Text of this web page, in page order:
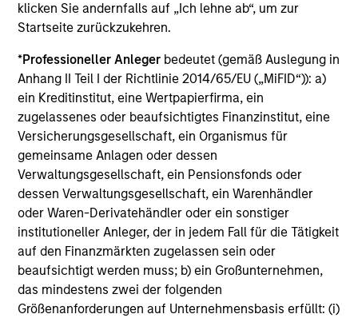
klicken Sie andernfalls auf „Ich lehne ab“, um zur
Startseite zurückzukehren.
*Professioneller Anleger bedeutet (gemäß Auslegung in
Anhang II Teil I der Richtlinie 2014/65/EU („MiFID“)): a)
ein Kreditinstitut, eine Wertpapierfirma, ein
zugelassenes oder beaufsichtigtes Finanzinstitut, eine
Versicherungsgesellschaft, ein Organismus für
gemeinsame Anlagen oder dessen
Verwaltungsgesellschaft, ein Pensionsfonds oder
dessen Verwaltungsgesellschaft, ein Warenhändler
oder Waren-Derivatehändler oder ein sonstiger
institutioneller Anleger, der in jedem Fall für die Tätigkeit
auf den Finanzmärkten zugelassen sein oder
beaufsichtigt werden muss; b) ein Großunternehmen,
das mindestens zwei der folgenden
Größenanforderungen auf Unternehmensbasis erfüllt: (i)
Investment Approach
Counterpoint Global believes that it may achieve value-
added investment results more consistently through
bottom-up analysis and qualitative judgment rather than
through top-down forecasting. Additionally, the team
holds that optimal stock selection is primarily a function
of making long-term investments in companies with:
inherent sustainable competitive advantages (such as a
patent portfolio, a network or community effect, etc.);
brand-name recognition; the ability to redeploy capital at
high rates of return; and strong free-cash-flow yield three
to five years in the future. These characteristics, in the
team’s view, provide the potential for consistent long-
term growth and competitive returns.